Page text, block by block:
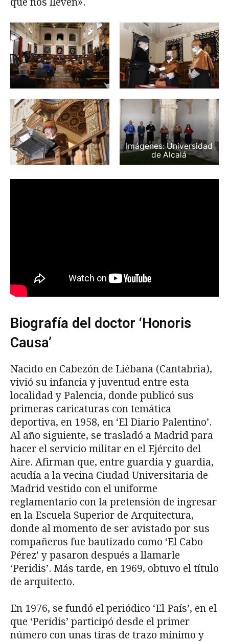
Imágenes: Universidad
de Alcalá
Biografía del doctor ‘Honoris
Causa’
Nacido en Cabezón de Liébana (Cantabria),
vivió su infancia y juventud entre esta
localidad y Palencia, donde publicó sus
primeras caricaturas con temática
deportiva, en 1958, en ‘El Diario Palentino’.
Al año siguiente, se trasladó a Madrid para
hacer el servicio militar en el Ejército del
Aire. Afirman que, entre guardia y guardia,
acudía a la vecina Ciudad Universitaria de
Madrid vestido con el uniforme
reglamentario con la pretensión de ingresar
en la Escuela Superior de Arquitectura,
donde al momento de ser avistado por sus
compañeros fue bautizado como ‘El Cabo
Pérez’ y pasaron después a llamarle
‘Peridis’. Más tarde, en 1969, obtuvo el título
de arquitecto.
En 1976, se fundó el periódico ‘El País’, en el
que ‘Peridis’ participó desde el primer
número con unas tiras de trazo mínimo y